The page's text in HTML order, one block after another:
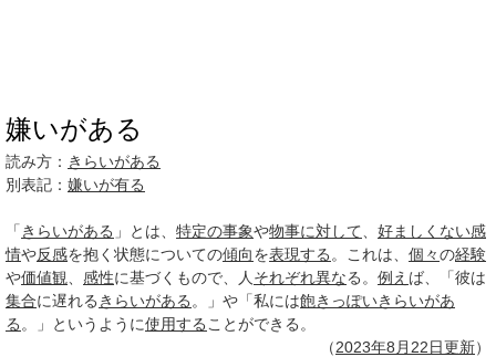
嫌いがある
読み方： きらいがある
別表記： 嫌いが有る
「 きらいがある 」とは、 特定の事象や物事に対して 好ましくない感
情や反感を抱く状態についての傾向を表現する 。これは、 個々の経験
や価値観 感性に基づくもので、人 それぞれ異なる。 例え ば、「彼は
集合に遅れる きらいがある 。」や「私には飽きっぽいきらいがあ
る 。」というように使用する ことができる。
（2023年8月22日更新）